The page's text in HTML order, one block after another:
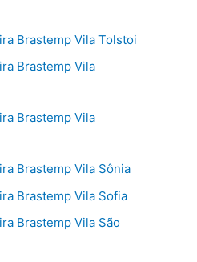
Brastemp Vila Tolstoi
Brastemp Vila
Brastemp Vila
Brastemp Vila Sônia
Brastemp Vila Sofia
Brastemp Vila São